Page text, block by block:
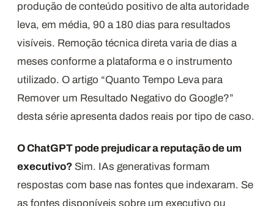
produção de conteúdo positivo de alta autoridade
leva, em média, 90 a 180 dias para resultados
visíveis. Remoção técnica direta varia de dias a
meses conforme a plataforma e o instrumento
utilizado. O artigo “Quanto Tempo Leva para
Remover um Resultado Negativo do Google?”
desta série apresenta dados reais por tipo de caso.
O ChatGPT pode prejudicar a reputação de um
executivo? Sim. IAs generativas formam
respostas com base nas fontes que indexaram. Se
as fontes disponíveis sobre um executivo ou